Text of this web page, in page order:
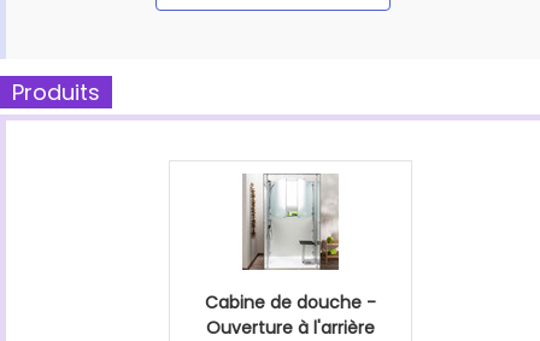
Produits
Cabine de douche -
Ouverture à l'arrière